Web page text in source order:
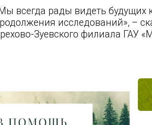
всегда рады видеть будущих
исследований», –
Зуевского филиала ГАУ